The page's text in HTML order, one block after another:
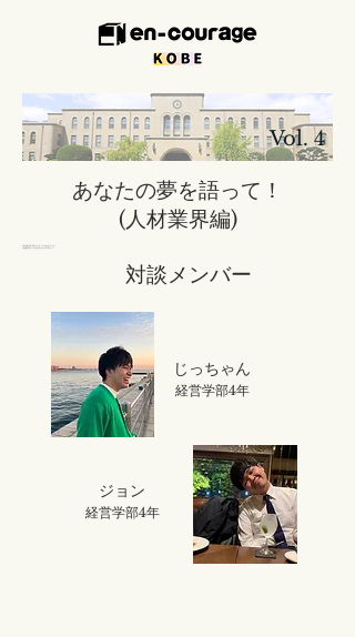
​
Vol. 4
あなたの夢を語って！
(​人材業界編)
​対談メンバー
じっちゃん
経営学部4年
ジョン
経営学部4年